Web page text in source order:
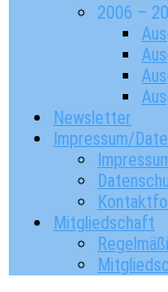
2006 –
Newsletter
Impressum/
Mitgliedschaft